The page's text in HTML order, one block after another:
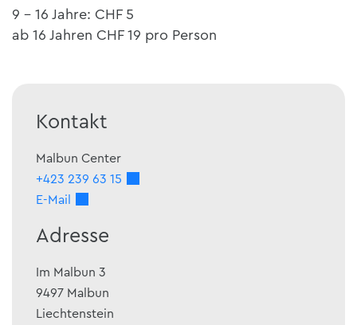
9 - 16 Jahre: CHF 5
ab 16 Jahren CHF 19 pro Person
Kontakt
Malbun Center
+423 239 63 15
E-Mail
Adresse
Im Malbun 3
9497 Malbun
Liechtenstein